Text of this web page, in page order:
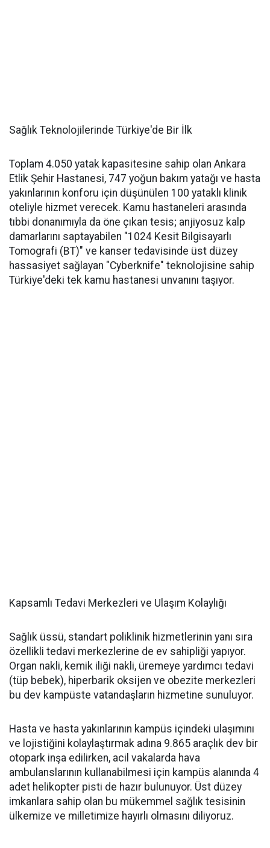
Sağlık Teknolojilerinde Türkiye'de Bir İlk
Toplam 4.050 yatak kapasitesine sahip olan Ankara
Etlik Şehir Hastanesi, 747 yoğun bakım yatağı ve hasta
yakınlarının konforu için düşünülen 100 yataklı klinik
oteliyle hizmet verecek. Kamu hastaneleri arasında
tıbbi donanımıyla da öne çıkan tesis; anjiyosuz kalp
damarlarını saptayabilen "1024 Kesit Bilgisayarlı
Tomografi (BT)" ve kanser tedavisinde üst düzey
hassasiyet sağlayan "Cyberknife" teknolojisine sahip
Türkiye'deki tek kamu hastanesi unvanını taşıyor.
Kapsamlı Tedavi Merkezleri ve Ulaşım Kolaylığı
Sağlık üssü, standart poliklinik hizmetlerinin yanı sıra
özellikli tedavi merkezlerine de ev sahipliği yapıyor.
Organ nakli, kemik iliği nakli, üremeye yardımcı tedavi
(tüp bebek), hiperbarik oksijen ve obezite merkezleri
bu dev kampüste vatandaşların hizmetine sunuluyor.
Hasta ve hasta yakınlarının kampüs içindeki ulaşımını
ve lojistiğini kolaylaştırmak adına 9.865 araçlık dev bir
otopark inşa edilirken, acil vakalarda hava
ambulanslarının kullanabilmesi için kampüs alanında 4
adet helikopter pisti de hazır bulunuyor. Üst düzey
imkanlara sahip olan bu mükemmel sağlık tesisinin
ülkemize ve milletimize hayırlı olmasını diliyoruz.